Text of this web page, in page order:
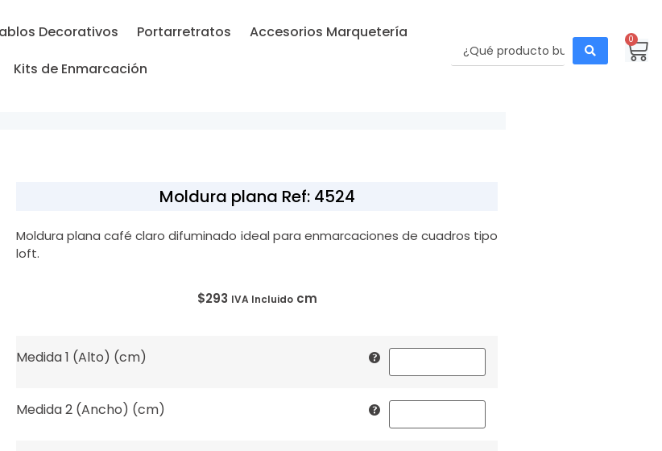
Decorativos Portarretratos
Accesorios Marquetería
Kits de Enmarcación
0
Moldura plana Ref: 4524
Moldura plana café claro difuminado ideal para enmarcaciones de cuadros tipo
loft.
$293 IVA Incluidocm
Medida 1 (Alto) (cm)
Medida 2 (Ancho) (cm)